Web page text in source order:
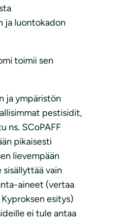
ja luontokadon
toimii sen
ja ympäristön
pestisidit,
ns. SCoPAFF
pikaisesti
lievempään
vain
aineet (vertaa
esitys)
ei tule antaa